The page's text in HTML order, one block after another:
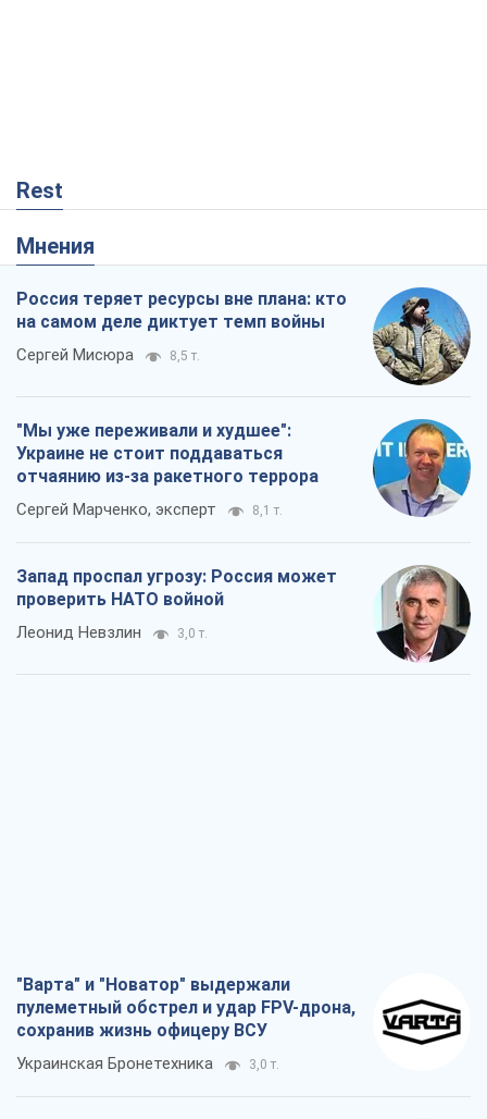
Rest
Мнения
Россия теряет ресурсы вне плана: кто
на самом деле диктует темп войны
Сергей Мисюра 8,5 т.
"Мы уже переживали и худшее":
Украине не стоит поддаваться
отчаянию из-за ракетного террора
Сергей Марченко, эксперт 8,1 т.
Запад проспал угрозу: Россия может
проверить НАТО войной
Леонид Невзлин 3,0 т.
"Варта" и "Новатор" выдержали
пулеметный обстрел и удар FPV-дрона,
сохранив жизнь офицеру ВСУ
Украинская Бронетехника 3,0 т.